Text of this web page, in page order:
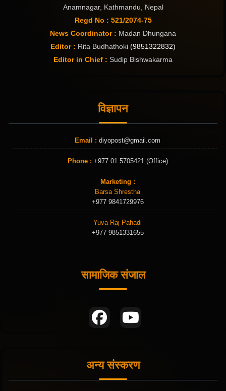
Anamnagar, Kathmandu, Nepal
Regd No : 521/2074-75
News Coordinator : Madan Dhungana
Editor : Rita Budhathoki (9851322832)
Editor in Chief : Sudip Bishwakarma
विज्ञापन
Email : diyopost@gmail.com
Phone : +977 01 5705421 (Office)
Marketing :
Barsa Shrestha
+977 9841729976
Yuva Raj Pahadi
+977 9851331655
सामाजिक संजाल
अन्य संस्करण